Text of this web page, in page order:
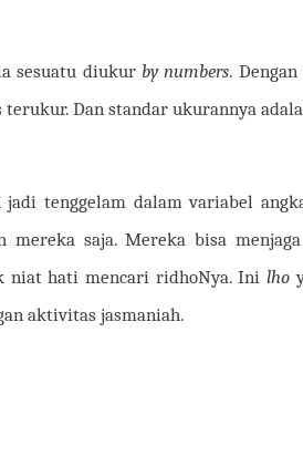
sesuatu diukur by numbers.
Dan standar ukurannya
tenggelam dalam variabel
saja. Mereka bisa
niat hati mencari ridhoNya. Inilho
aktivitas jasmaniah.